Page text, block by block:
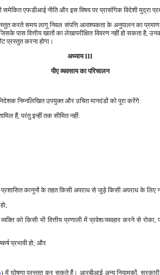
एफडीआई नीति और इस विषय पर प्रासंगिक विदेशी मुद्रा प्रबंधन
करते समय लागू निवल संपत्ति आवश्यकता के अनुपालन का
पास वित्तीय खातों का लेखापरीक्षित विवरण नहीं हो सकता है,
करना होगा।
अध्याय III
पीए व्यवसाय का परिचालन
निम्नलिखित उपयुक्त और उचित मानदंडों को पूरा करेंगे:
हैं, परंतु इन्हीं तक सीमित नहीं:
कानूनों के तहत किसी अपराध से जुड़े किसी अपराध के लिए
को किसी भी वित्तीय प्रणाली में प्रवेश/व्यवहार करने से रोका,
प्रभावी हो; और
) में घोषणा प्रस्तुत कर सकते हैं। आरबीआई अन्य नियामकों,